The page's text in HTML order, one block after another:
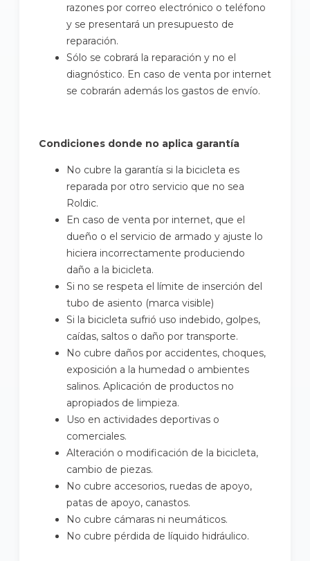
razones por correo electrónico o teléfono
y se presentará un presupuesto de
reparación.
Sólo se cobrará la reparación y no el
diagnóstico. En caso de venta por internet
se cobrarán además los gastos de envío.
Condiciones donde no aplica garantía
No cubre la garantía si la bicicleta es
reparada por otro servicio que no sea
Roldic.
En caso de venta por internet, que el
dueño o el servicio de armado y ajuste lo
hiciera incorrectamente produciendo
daño a la bicicleta.
Si no se respeta el límite de inserción del
tubo de asiento (marca visible)
Si la bicicleta sufrió uso indebido, golpes,
caídas, saltos o daño por transporte.
No cubre daños por accidentes, choques,
exposición a la humedad o ambientes
salinos. Aplicación de productos no
apropiados de limpieza.
Uso en actividades deportivas o
comerciales.
Alteración o modificación de la bicicleta,
cambio de piezas.
No cubre accesorios, ruedas de apoyo,
patas de apoyo, canastos.
No cubre cámaras ni neumáticos.
No cubre pérdida de líquido hidráulico.